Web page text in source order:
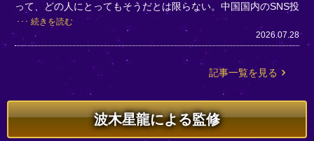
って、どの人にとってもそうだとは限らない。中国国内のSNS投
続きを読む
2026.07.28
記事一覧を見る
波木星龍による監修